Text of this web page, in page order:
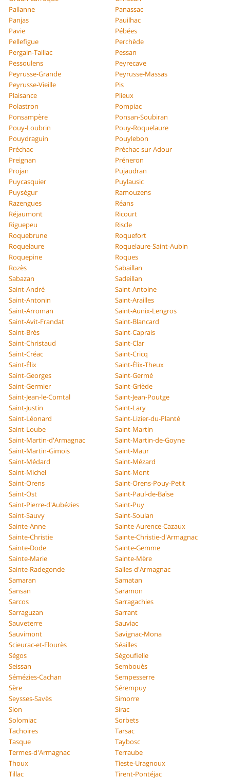
Pallanne
Panassac
Panjas
Pauilhac
Pavie
Pébées
Pellefigue
Perchède
Pergain-Taillac
Pessan
Pessoulens
Peyrecave
Peyrusse-Grande
Peyrusse-Massas
Peyrusse-Vieille
Pis
Plaisance
Plieux
Polastron
Pompiac
Ponsampère
Ponsan-Soubiran
Pouy-Loubrin
Pouy-Roquelaure
Pouydraguin
Pouylebon
Préchac
Préchac-sur-Adour
Preignan
Préneron
Projan
Pujaudran
Puycasquier
Puylausic
Puységur
Ramouzens
Razengues
Réans
Réjaumont
Ricourt
Riguepeu
Riscle
Roquebrune
Roquefort
Roquelaure
Roquelaure-Saint-Aubin
Roquepine
Roques
Rozès
Sabaillan
Sabazan
Sadeillan
Saint-André
Saint-Antoine
Saint-Antonin
Saint-Arailles
Saint-Arroman
Saint-Aunix-Lengros
Saint-Avit-Frandat
Saint-Blancard
Saint-Brès
Saint-Caprais
Saint-Christaud
Saint-Clar
Saint-Créac
Saint-Cricq
Saint-Élix
Saint-Élix-Theux
Saint-Georges
Saint-Germé
Saint-Germier
Saint-Griède
Saint-Jean-le-Comtal
Saint-Jean-Poutge
Saint-Justin
Saint-Lary
Saint-Léonard
Saint-Lizier-du-Planté
Saint-Loube
Saint-Martin
Saint-Martin-d'Armagnac
Saint-Martin-de-Goyne
Saint-Martin-Gimois
Saint-Maur
Saint-Médard
Saint-Mézard
Saint-Michel
Saint-Mont
Saint-Orens
Saint-Orens-Pouy-Petit
Saint-Ost
Saint-Paul-de-Baïse
Saint-Pierre-d'Aubézies
Saint-Puy
Saint-Sauvy
Saint-Soulan
Sainte-Anne
Sainte-Aurence-Cazaux
Sainte-Christie
Sainte-Christie-d'Armagnac
Sainte-Dode
Sainte-Gemme
Sainte-Marie
Sainte-Mère
Sainte-Radegonde
Salles-d'Armagnac
Samaran
Samatan
Sansan
Saramon
Sarcos
Sarragachies
Sarraguzan
Sarrant
Sauveterre
Sauviac
Sauvimont
Savignac-Mona
Scieurac-et-Flourès
Séailles
Ségos
Ségoufielle
Seissan
Sembouès
Sémézies-Cachan
Sempesserre
Sère
Sérempuy
Seysses-Savès
Simorre
Sion
Sirac
Solomiac
Sorbets
Tachoires
Tarsac
Tasque
Taybosc
Termes-d'Armagnac
Terraube
Thoux
Tieste-Uragnoux
Tillac
Tirent-Pontéjac